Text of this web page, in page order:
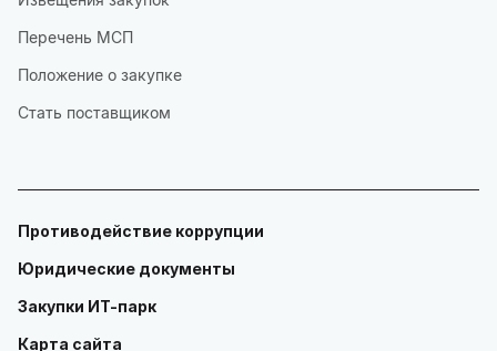
Перечень МСП
Положение о закупке
Стать поставщиком
Противодействие коррупции
Юридические документы
Закупки ИТ-парк
Карта сайта